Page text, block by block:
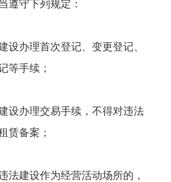
遵守下列规定：
设办理首次登记、变更登记、
等手续；
设办理交易手续，不得对违法
赁备案；
法建设作为经营活动场所的，